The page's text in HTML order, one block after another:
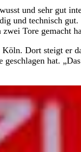
und sehr gut
und technisch
Tore gemacht
Köln. Dort steigt er
hat.